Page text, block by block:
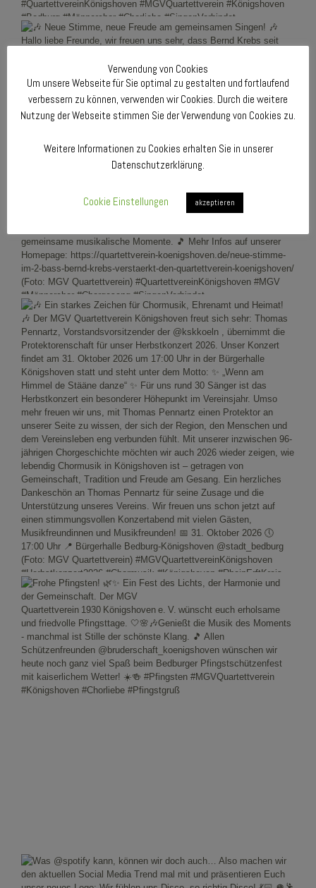
Verwendung von Cookies
Um unsere Webseite für Sie optimal zu gestalten und fortlaufend
verbessern zu können, verwenden wir Cookies. Durch die weitere
Nutzung der Webseite stimmen Sie der Verwendung von Cookies zu.
Weitere Informationen zu Cookies erhalten Sie in unserer
Datenschutzerklärung.
Cookie Einstellungen akzeptieren